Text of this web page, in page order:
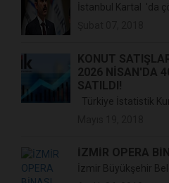
İstanbul Kartal 'da
KONUT
2026 NISAN'DA
SATILDI!
Türkiye İstatistik
İZMİR OPERA
İzmir Büyükşehir